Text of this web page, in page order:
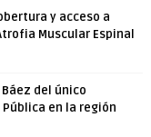
y acceso a
Muscular Espinal
del único
en la región